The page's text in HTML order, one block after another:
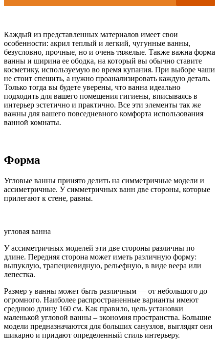
Каждый из представленных материалов имеет свои
особенности: акрил теплый и легкий, чугунные ванны,
безусловно, прочные, но и очень тяжелые. Также важна форма
ванны и ширина ее ободка, на который вы обычно ставите
косметику, используемую во время купания. При выборе чаши
не стоит спешить, а нужно проанализировать каждую деталь.
Только тогда вы будете уверены, что ванна идеально
подходить для вашего помещения гигиены, вписываясь в
интерьер эстетично и практично. Все эти элементы так же
важны для вашего повседневного комфорта использования
ванной комнаты.
Форма
Угловые ванны принято делить на симметричные модели и
ассиметричные. У симметричных ванн две стороны, которые
прилегают к стене, равны.
угловая ванна
У ассиметричных моделей эти две стороны различны по
длине. Передняя сторона может иметь различную форму:
выпуклую, трапециевидную, рельефную, в виде веера или
лепестка.
Размер у ванны может быть различным — от небольшого до
огромного. Наиболее распространенные варианты имеют
среднюю длину 160 см. Как правило, цель установки
маленькой угловой ванны – экономия пространства. Большие
модели предназначаются для больших санузлов, выглядят они
шикарно и придают определенный стиль интерьеру.